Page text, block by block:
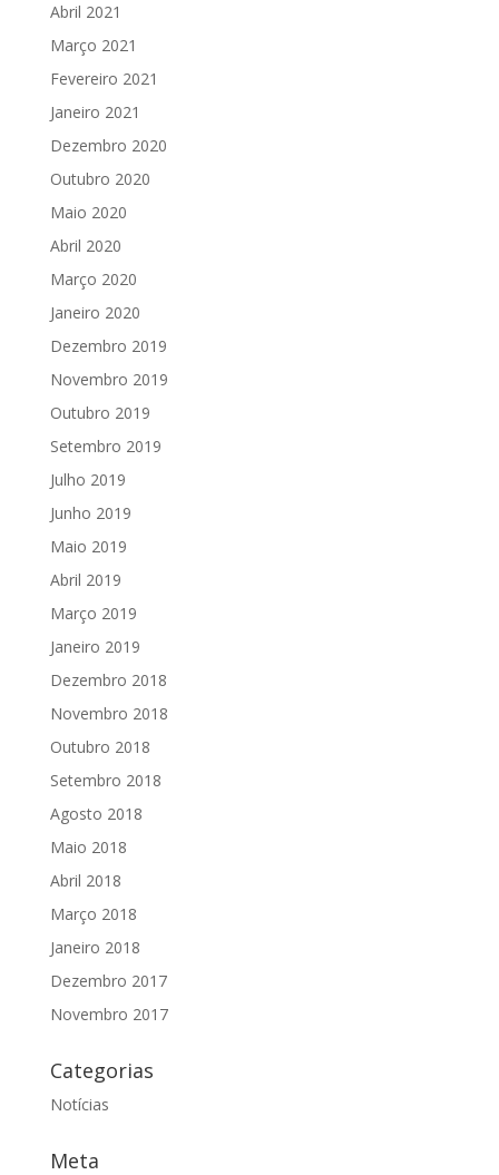
Abril 2021
Março 2021
Fevereiro 2021
Janeiro 2021
Dezembro 2020
Outubro 2020
Maio 2020
Abril 2020
Março 2020
Janeiro 2020
Dezembro 2019
Novembro 2019
Outubro 2019
Setembro 2019
Julho 2019
Junho 2019
Maio 2019
Abril 2019
Março 2019
Janeiro 2019
Dezembro 2018
Novembro 2018
Outubro 2018
Setembro 2018
Agosto 2018
Maio 2018
Abril 2018
Março 2018
Janeiro 2018
Dezembro 2017
Novembro 2017
Categorias
Notícias
Meta